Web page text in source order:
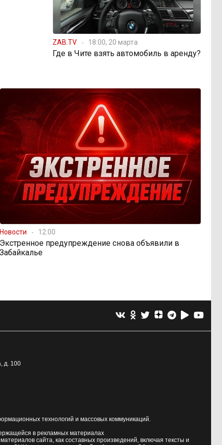
ZAB.TV 18:00, 20 марта
Где в Чите взять автомобиль в аренду?
Новости 12:00
Экстренное предупреждение снова объявили в
Забайкалье
д. 100
технологий и массовых коммуникаций.
в рекламных материалах
сайта, как составных произведений, включая тексты и